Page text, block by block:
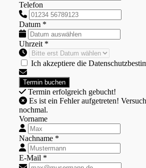
Telefon
Datum *
Uhrzeit *
Ich akzeptiere die
Termin erfolgreich gebucht!
nochmal.
Vorname
Nachname *
E-Mail *